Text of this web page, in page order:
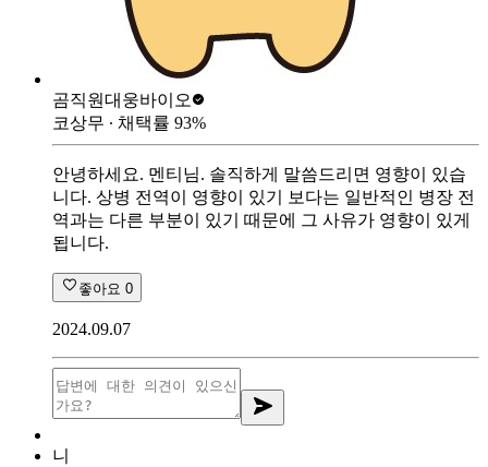
곰직원대웅바이오
코상무 ∙ 채택률 93%
안녕하세요. 멘티님. 솔직하게 말씀드리면 영향이 있습
니다. 상병 전역이 영향이 있기 보다는 일반적인 병장 전
역과는 다른 부분이 있기 때문에 그 사유가 영향이 있게
됩니다.
좋아요 0
2024.09.07
니